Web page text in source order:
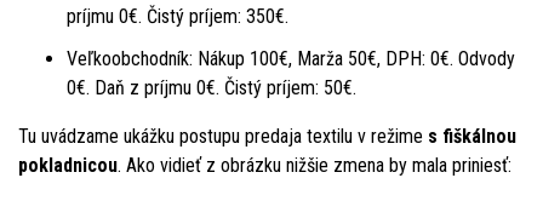
príjmu 0€. Čistý príjem: 350€.
Veľkoobchodník: Nákup 100€, Marža 50€, DPH: 0€. Odvody
0€. Daň z príjmu 0€. Čistý príjem: 50€.
Tu uvádzame ukážku postupu predaja textilu v režime s fiškálnou
pokladnicou. Ako vidieť z obrázku nižšie zmena by mala priniesť: